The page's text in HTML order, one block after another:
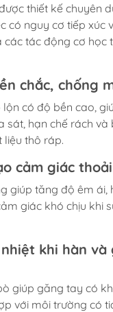
thiết kế chuyên
có nguy cơ tiếp xúc
các tác động cơ học
chắc, chống
lộn có độ bền cao,
sát, hạn chế rách và
liệu thô ráp.
cảm giác
giúp tăng độ êm ái,
giác khó chịu khi
khi hàn và
giúp găng tay có
với môi trường có